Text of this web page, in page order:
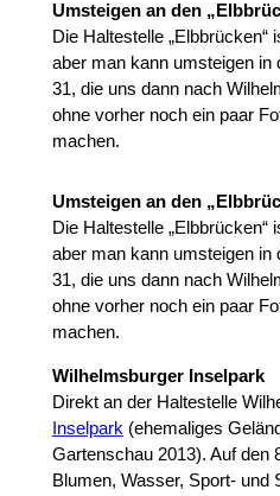
Umsteigen an den
Die Haltestelle „Elbbrücken“
aber man kann umsteigen in
31, die uns dann nach
ohne vorher noch ein paar
machen.
Umsteigen an den
Die Haltestelle „Elbbrücken“
aber man kann umsteigen in
31, die uns dann nach
ohne vorher noch ein paar
machen.
Wilhelmsburger Inselpark
Direkt an der Haltestelle
Inselpark (ehemaliges
Gartenschau 2013). Auf den
Blumen, Wasser, Sport- und